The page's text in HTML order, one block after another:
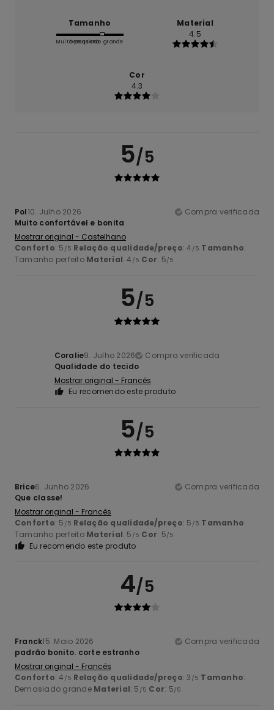
Tamanho
Muito pequeno
Demasiado grande
Material
4.5
Cor
4.3
5/5
Pol10. Julho 2026
Compra verificada
Muito confortável e bonita
Mostrar original - Castelhano
Conforto: 5 /5 Relação qualidade/preço: 4 /5 Tamanho:
Tamanho perfeito Material: 4 /5 Cor: 5/5
5/5
Coralie9. Julho 2026
Compra verificada
Qualidade do tecido
Mostrar original - Francês
Eu recomendo este produto
5/5
Brice6. Junho 2026
Compra verificada
Que classe!
Mostrar original - Francês
Conforto: 5 /5 Relação qualidade/preço: 5 /5 Tamanho:
Tamanho perfeito Material: 5 /5 Cor: 5/5
Eu recomendo este produto
4/5
Franck15. Maio 2026
Compra verificada
padrão bonito. corte estranho
Mostrar original - Francês
Conforto: 4 /5 Relação qualidade/preço: 3 /5 Tamanho:
Demasiado grande Material: 5 /5 Cor: 5/5